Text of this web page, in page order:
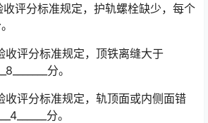
收评分标准规定，护轨螺栓缺少，每个
收评分标准规定，顶铁离缝大于
分。
收评分标准规定，轨顶面或内侧面错
分。